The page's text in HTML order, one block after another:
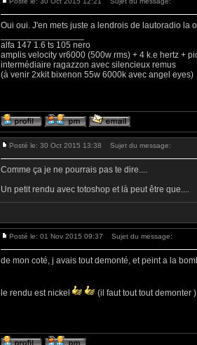
Oui oui. J'en mets juste a lendrois de lautoradio la
alfa 147 1.6 ts 105 nero
amplis velocity vr6000 (500w rms) + 4 k.e hertz +
intermédiaire ragazzon avec silencieux remus
(à venir 2xkit bixenon 55w 6000k avec angel eyes)
Posté le: 30 Oct 2015 13:38 Sujet du message:
Comme ça je ne pourrais pas te dire....
Un petit rendu avec totoshop et là peut être que....
Posté le: 01 Nov 2015 09:37 Sujet du message:
de mon coté, j avais tout demonté, et peint a la
le rendu est nickel (il faut tout tout demonter